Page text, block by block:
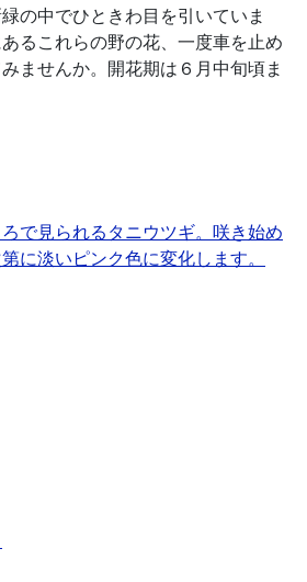
の中でひときわ目を引いていま
るこれらの野の花、一度車を止め
ませんか。開花期は６月中旬頃ま
で見られるタニウツギ。咲き始め
に淡いピンク色に変化します。